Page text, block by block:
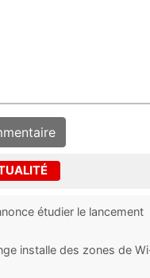
étudier le lancement
installe des zones de